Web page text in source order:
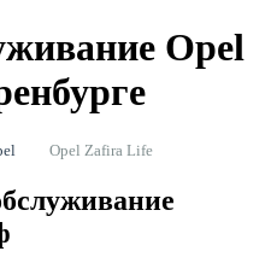
Opel
Opel Zafira Life